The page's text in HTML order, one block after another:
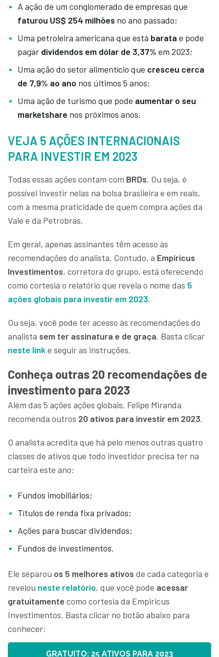
A ação de um conglomerado de empresas que
faturou US$ 254 milhões no ano passado;
Uma petroleira americana que está barata e pode
pagar dividendos em dólar de 3,37% em 2023;
Uma ação do setor alimentício que cresceu cerca
de 7,9% ao ano nos últimos 5 anos;
Uma ação de turismo que pode aumentar o seu
marketshare nos próximos anos.
VEJA 5 AÇÕES INTERNACIONAIS
PARA INVESTIR EM 2023
Todas essas ações contam com BRDs. Ou seja, é
possível investir nelas na bolsa brasileira e em reais,
com a mesma praticidade de quem compra ações da
Vale e da Petrobras.
Em geral, apenas assinantes têm acesso às
recomendações do analista. Contudo, a Empiricus
Investimentos, corretora do grupo, está oferecendo
como cortesia o relatório que revela o nome das 5
ações globais para investir em 2023.
Ou seja, você pode ter acesso às recomendações do
analista sem ter assinatura e de graça. Basta clicar
neste linke seguir as instruções.
Conheça outras 20 recomendações de
investimento para 2023
Além das 5 ações ações globais, Felipe Miranda
recomenda outros 20 ativos para investir em 2023.
O analista acredita que há pelo menos outras quatro
classes de ativos que todo investidor precisa ter na
carteira este ano:
Fundos imobiliários;
Títulos de renda fixa privados;
Ações para buscar dividendos;
Fundos de investimentos.
Ele separou os 5 melhores ativos de cada categoria e
revelou neste relatório, que você pode acessar
gratuitamente como cortesia da Empiricus
Investimentos. Basta clicar no botão abaixo para
conhecer:
GRATUITO: 25 ATIVOS PARA 2023